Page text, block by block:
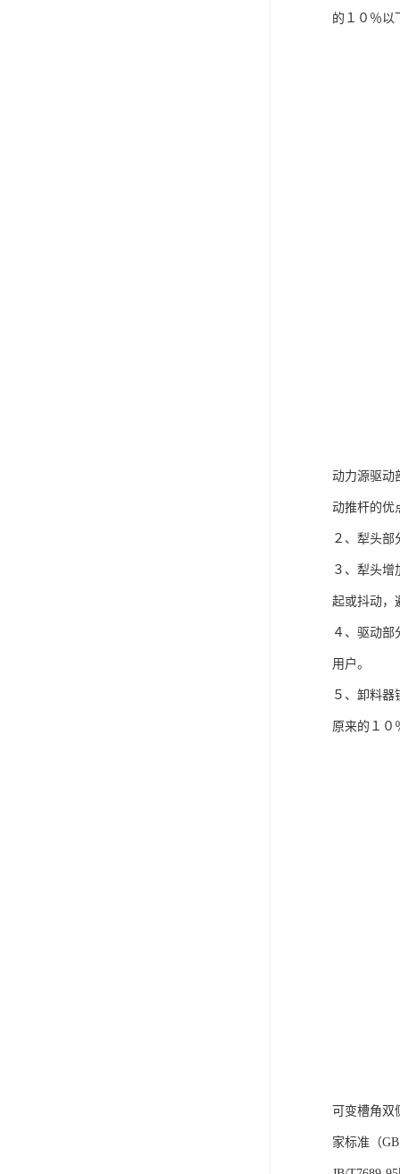
的１０％以
动力源驱动
动推杆的优
２、犁头部
３、犁头
起或抖动，
４、驱动
用户。
５、卸料
原来的１０
可变槽角双
家标准（GB